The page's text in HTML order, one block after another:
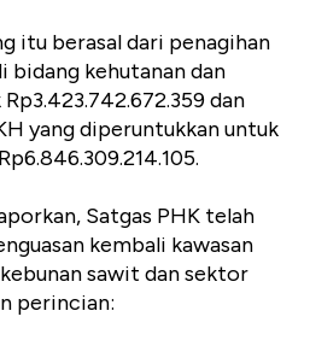
itu berasal dari penagihan
kehutanan dan
dan
yang diperuntukkan untuk
Satgas PHK telah
kembali kawasan
sawit dan sektor
perincian: